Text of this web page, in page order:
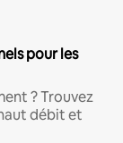
pour les
? Trouvez
débit et